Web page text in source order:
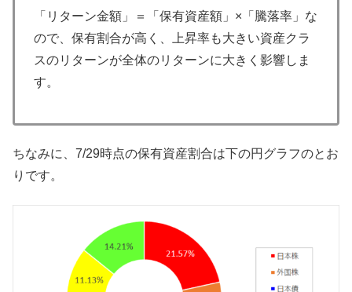
「リターン金額」＝「保有資産額」×「騰落率」な
ので、保有割合が高く、上昇率も大きい資産クラ
スのリターンが全体のリターンに大きく影響しま
す。
ちなみに、7/29時点の保有資産割合は下の円グラフのとお
りです。